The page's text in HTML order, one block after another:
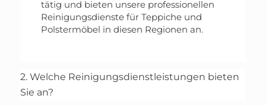
tätig und bieten unsere professionellen
Reinigungsdienste für Teppiche und
Polstermöbel in diesen Regionen an.
2. Welche Reinigungsdienstleistungen bieten
Sie an?